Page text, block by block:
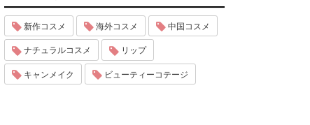
新作コスメ 海外コスメ 中国コスメ
ナチュラルコスメ リップ
キャンメイク ビューティーコテージ